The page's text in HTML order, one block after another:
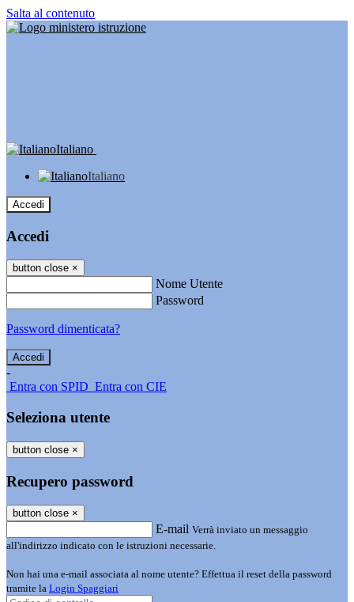
Salta al contenuto
Italiano
Italiano
Accedi
Accedi
button close ×
Nome Utente
Password
Password dimenticata?
-
Entra con SPID Entra con CIE
Seleziona utente
button close ×
Recupero password
button close ×
E-mail Verrà inviato un messaggio
all'indirizzo indicato con le istruzioni necessarie.
Non hai una e-mail associata al nome utente? Effettua il reset della password
tramite la Login Spaggiari